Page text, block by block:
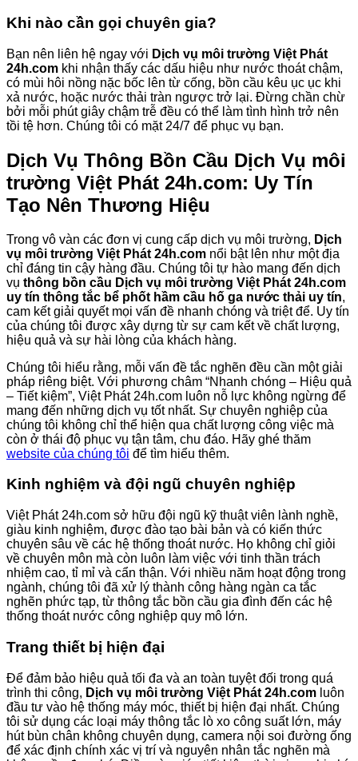
Khi nào cần gọi chuyên gia?
Bạn nên liên hệ ngay với Dịch vụ môi trường Việt Phát
24h.com khi nhận thấy các dấu hiệu như nước thoát chậm,
có mùi hôi nồng nặc bốc lên từ cống, bồn cầu kêu ục ục khi
xả nước, hoặc nước thải tràn ngược trở lại. Đừng chần chừ
bởi mỗi phút giây chậm trễ đều có thể làm tình hình trở nên
tồi tệ hơn. Chúng tôi có mặt 24/7 để phục vụ bạn.
Dịch Vụ Thông Bồn Cầu Dịch Vụ môi
trường Việt Phát 24h.com: Uy Tín
Tạo Nên Thương Hiệu
Trong vô vàn các đơn vị cung cấp dịch vụ môi trường, Dịch
vụ môi trường Việt Phát 24h.com nổi bật lên như một địa
chỉ đáng tin cậy hàng đầu. Chúng tôi tự hào mang đến dịch
vụ thông bồn cầu Dịch vụ môi trường Việt Phát 24h.com
uy tín thông tắc bể phốt hầm cầu hố ga nước thải uy tín,
cam kết giải quyết mọi vấn đề nhanh chóng và triệt để. Uy tín
của chúng tôi được xây dựng từ sự cam kết về chất lượng,
hiệu quả và sự hài lòng của khách hàng.
Chúng tôi hiểu rằng, mỗi vấn đề tắc nghẽn đều cần một giải
pháp riêng biệt. Với phương châm “Nhanh chóng – Hiệu quả
– Tiết kiệm”, Việt Phát 24h.com luôn nỗ lực không ngừng để
mang đến những dịch vụ tốt nhất. Sự chuyên nghiệp của
chúng tôi không chỉ thể hiện qua chất lượng công việc mà
còn ở thái độ phục vụ tận tâm, chu đáo. Hãy ghé thăm
website của chúng tôi để tìm hiểu thêm.
Kinh nghiệm và đội ngũ chuyên nghiệp
Việt Phát 24h.com sở hữu đội ngũ kỹ thuật viên lành nghề,
giàu kinh nghiệm, được đào tạo bài bản và có kiến thức
chuyên sâu về các hệ thống thoát nước. Họ không chỉ giỏi
về chuyên môn mà còn luôn làm việc với tinh thần trách
nhiệm cao, tỉ mỉ và cẩn thận. Với nhiều năm hoạt động trong
ngành, chúng tôi đã xử lý thành công hàng ngàn ca tắc
nghẽn phức tạp, từ thông tắc bồn cầu gia đình đến các hệ
thống thoát nước công nghiệp quy mô lớn.
Trang thiết bị hiện đại
Để đảm bảo hiệu quả tối đa và an toàn tuyệt đối trong quá
trình thi công, Dịch vụ môi trường Việt Phát 24h.com luôn
đầu tư vào hệ thống máy móc, thiết bị hiện đại nhất. Chúng
tôi sử dụng các loại máy thông tắc lò xo công suất lớn, máy
hút bùn chân không chuyên dụng, camera nội soi đường ống
để xác định chính xác vị trí và nguyên nhân tắc nghẽn mà